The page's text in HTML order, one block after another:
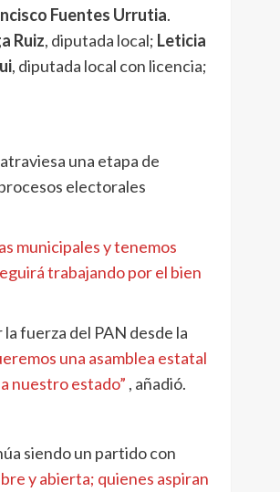
Fuentes Urrutia.
Ruiz, diputada local; Leticia
, diputada local con licencia;
una etapa de
electorales
municipales y tenemos
trabajando por el bien
fuerza del PAN desde la
una asamblea estatal
nuestro estado” , añadió.
siendo un partido con
y abierta; quienes aspiran